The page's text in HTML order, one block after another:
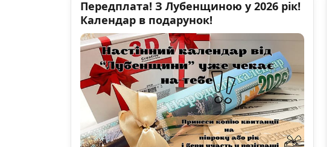
Передплата! З Лубенщиною у 2026 рік!
Календар в подарунок!